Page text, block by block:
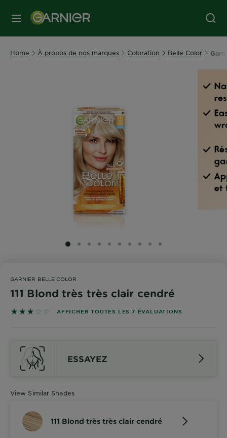
MENU
Home À propos de nos marques Coloration Belle Color
SLIDE 1
SLIDE 2
SLIDE 3
SLIDE 4
SLIDE 5
SLIDE 6
SLIDE 7
SLIDE 8
SLIDE 9
SLIDE 10
GARNIER BELLE COLOR
111 Blond très très clair cendré
2.8571 out of 5 stars based on reviews
AFFICHER TOUTES LES 7 ÉVALUATIONS
ESSAYEZ
View Similar Shades
111 Blond très très clair cendré